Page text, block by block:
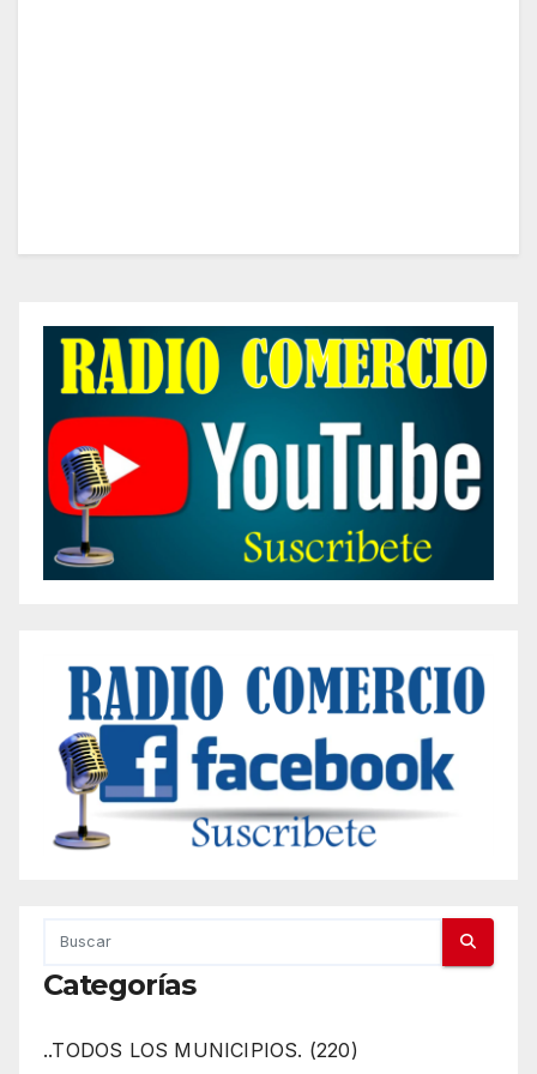
Categorías
..TODOS LOS MUNICIPIOS. (220)